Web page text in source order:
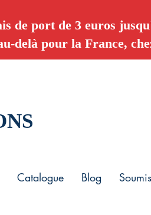
de port de 3 euros
delà pour la France,
Catalogue Blog